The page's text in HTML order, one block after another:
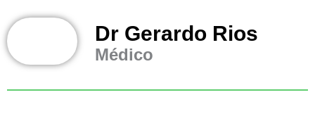
Dr Gerardo Rios
Médico